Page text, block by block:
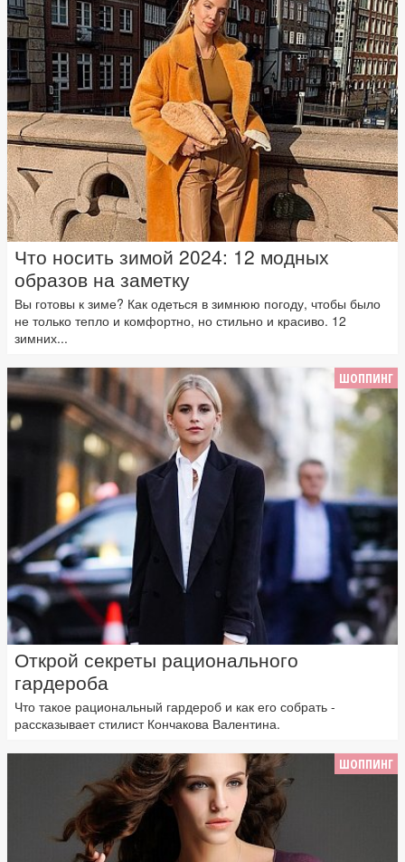
Что носить зимой 2024: 12 модных
образов на заметку
Вы готовы к зиме? Как одеться в зимнюю погоду, чтобы было
не только тепло и комфортно, но стильно и красиво. 12
зимних...
ШОППИНГ
Открой секреты рационального
гардероба
Что такое рациональный гардероб и как его собрать -
рассказывает стилист Кончакова Валентина.
ШОППИНГ